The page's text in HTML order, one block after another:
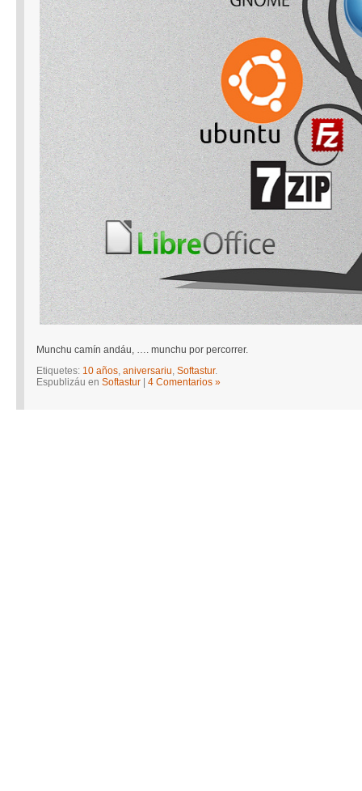
Munchu camín andáu, …. munchu por percorrer.
Etiquetes: 10 años, aniversariu, Softastur.
Espublizáu en Softastur 4 Comentarios »